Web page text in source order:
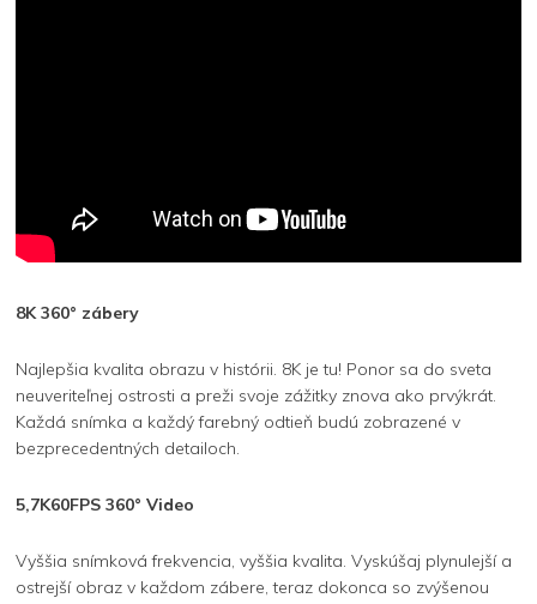
8K 360° zábery
Najlepšia kvalita obrazu v histórii. 8K je tu! Ponor sa do sveta
neuveriteľnej ostrosti a preži svoje zážitky znova ako prvýkrát.
Každá snímka a každý farebný odtieň budú zobrazené v
bezprecedentných detailoch.
5,7K60FPS 360° Video
Vyššia snímková frekvencia, vyššia kvalita. Vyskúšaj plynulejší a
ostrejší obraz v každom zábere, teraz dokonca so zvýšenou